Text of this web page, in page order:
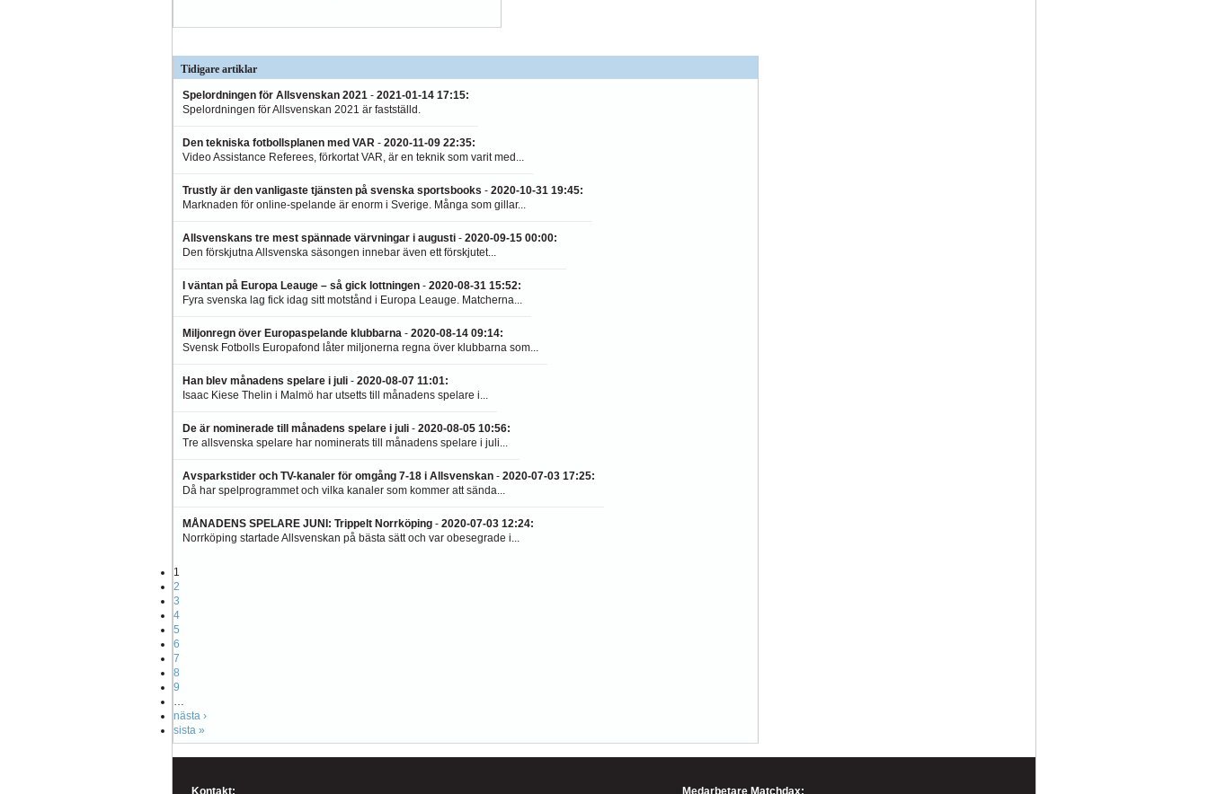
Tidigare artiklar
Spelordningen för Allsvenskan 2021 - 2021-01-14 17:15:
Spelordningen för Allsvenskan 2021 är fastställd.
Den tekniska fotbollsplanen med VAR - 2020-11-09 22:35:
Video Assistance Referees, förkortat VAR, är en teknik som varit med...
Trustly är den vanligaste tjänsten på svenska sportsbooks - 2020-10-31 19:45:
Marknaden för online-spelande är enorm i Sverige. Många som gillar...
Allsvenskans tre mest spännade värvningar i augusti - 2020-09-15 00:00:
Den förskjutna Allsvenska säsongen innebar även ett förskjutet...
I väntan på Europa Leauge – så gick lottningen - 2020-08-31 15:52:
Fyra svenska lag fick idag sitt motstånd i Europa Leauge. Matcherna...
Miljonregn över Europaspelande klubbarna - 2020-08-14 09:14:
Svensk Fotbolls Europafond låter miljonerna regna över klubbarna som...
Han blev månadens spelare i juli - 2020-08-07 11:01:
Isaac Kiese Thelin i Malmö har utsetts till månadens spelare i...
De är nominerade till månadens spelare i juli - 2020-08-05 10:56:
Tre allsvenska spelare har nominerats till månadens spelare i juli...
Avsparkstider och TV-kanaler för omgång 7-18 i Allsvenskan - 2020-07-03 17:25:
Då har spelprogrammet och vilka kanaler som kommer att sända...
MÅNADENS SPELARE JUNI: Trippelt Norrköping - 2020-07-03 12:24:
Norrköping startade Allsvenskan på bästa sätt och var obesegrade i...
1
2
3
4
5
6
7
8
9
…
nästa ›
sista »
Kontakt: Medarbetare Matchdax: